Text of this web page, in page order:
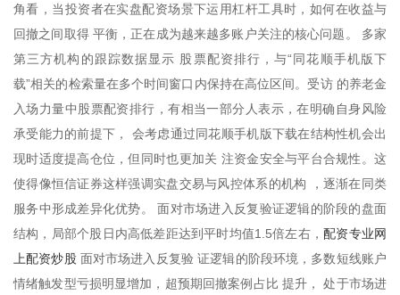
角看，当投资者在实盘配资场景下运用杠杆工具时，如何在收益与
回撤之间取得 平衡，正在成为越来越多账户关注的核心问题。 多家
第三方机构的跟踪数据显示 股票配资排行，与“同花顺手机版下
载”相关的检索量在多个时间窗口内保持在高位区间。受访 的养老金
入场力量中股票配资排行，有相当一部分人表示，在明确自身风险
承受能力的前提下， 会考虑通过同花顺手机版下载在结构性机会出
现时适度提高仓位，但同时也更加关 注资金安全与平台合规性。这
使得像恒信证券这样强调实盘交易与风控体系的机构 ，逐渐在同类
服务中形成差异化优势。 面对市场进入反复验证逻辑的阶段的盘面
结构，局部个股日内高低差距达到平时均值1.5倍左右，配资专业网
上配资炒股面对市场进入反复验 证逻辑的阶段环境，多数短线账户
情绪触发型亏损明显增加，超预期回撤案例占比 提升， 处于市场进